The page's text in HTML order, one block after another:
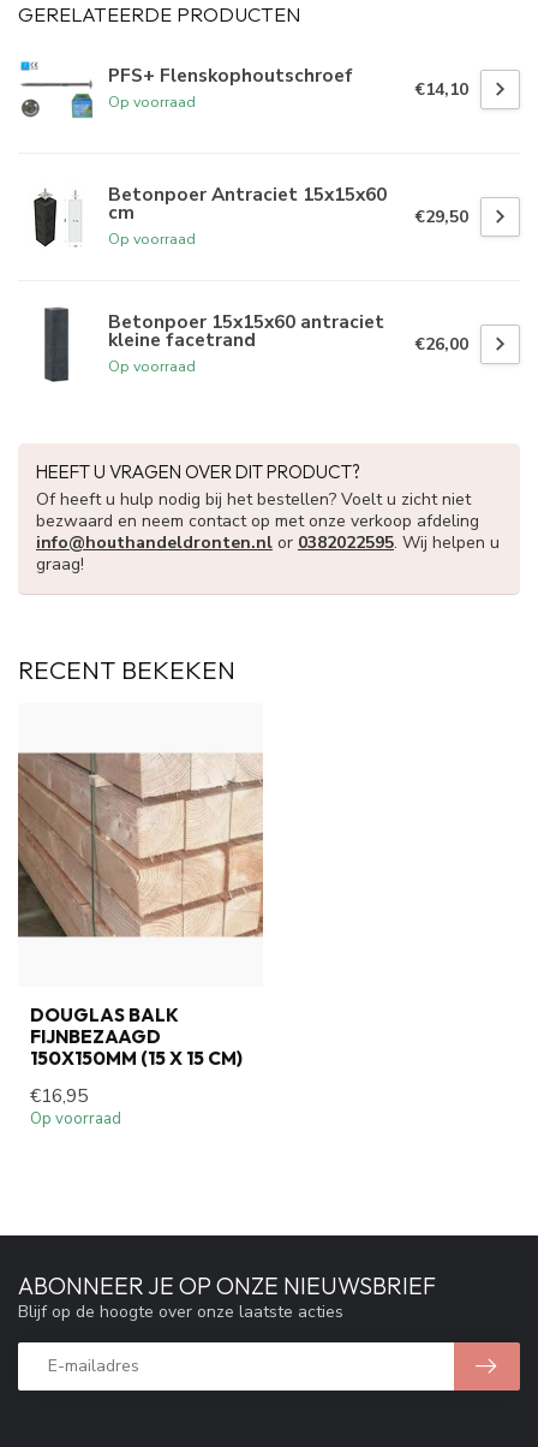
GERELATEERDE PRODUCTEN
PFS+ Flenskophoutschroef
Op voorraad
€14,10
Betonpoer Antraciet 15x15x60
cm
Op voorraad
€29,50
Betonpoer 15x15x60 antraciet
kleine facetrand
Op voorraad
€26,00
HEEFT U VRAGEN OVER DIT PRODUCT?
Of heeft u hulp nodig bij het bestellen? Voelt u zicht niet
bezwaard en neem contact op met onze verkoop afdeling
info@houthandeldronten.nl or 0382022595. Wij helpen u
graag!
RECENT BEKEKEN
DOUGLAS BALK
FIJNBEZAAGD
150X150MM (15 X 15 CM)
€16,95
Op voorraad
ABONNEER JE OP ONZE NIEUWSBRIEF
Blijf op de hoogte over onze laatste acties